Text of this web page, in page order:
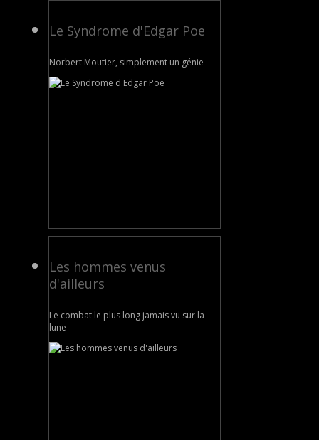
Le Syndrome d'Edgar Poe
Norbert Moutier, simplement un génie
Les hommes venus
d'ailleurs
Le combat le plus long jamais vu sur la
lune